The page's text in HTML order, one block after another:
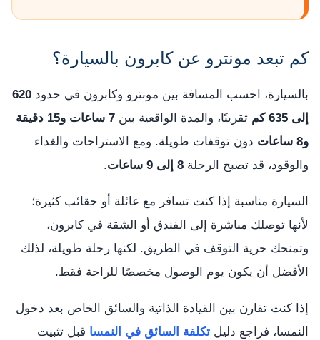
كم تبعد مونترو عن كابرون بالسيارة؟
بالسيارة، احسب المسافة بين مونترو وكابرون في حدود 620
إلى 635 كم
تقريبًا، والمدة الواقعية بين
7 ساعات و15 دقيقة
و8 ساعات
دون توقفات طويلة. ومع الاستراحات والغداء
والوقود، قد تصبح الرحلة 8 إلى 9 ساعات .
السيارة مناسبة إذا كنت تسافر مع عائلة أو حقائب كثيرة؛
لأنها توصلك مباشرة إلى الفندق أو الشقة في كابرون،
وتمنحك حرية التوقف في الطريق. لكنها رحلة طويلة، لذلك
الأفضل أن يكون يوم الوصول مخصصًا للراحة فقط.
إذا كنت تقارن بين القيادة الذاتية والسائق الخاص بعد دخول
النمسا، فراجع دليل تكلفة السائق في النمسا قبل تثبيت